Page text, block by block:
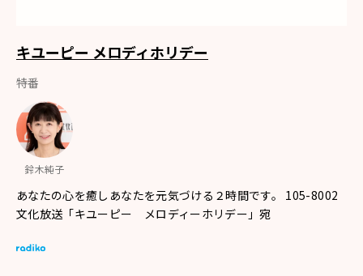
キユーピー メロディホリデー
特番
鈴木純子
あなたの心を癒しあなたを元気づける２時間です。 105-8002
文化放送「キユーピー メロディーホリデー」宛